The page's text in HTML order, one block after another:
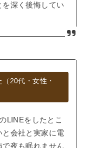
深く後悔してい
20代・女性・
LINEをしたとこ
と会社と実家に電
夜も眠れません